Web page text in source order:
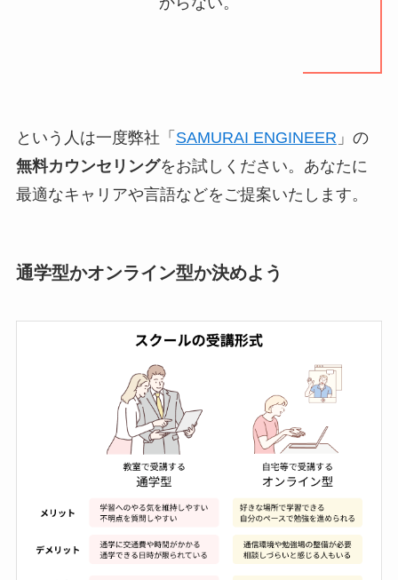
という人は一度弊社「 SAMURAI ENGINEER 」の
無料カウンセリングをお試しください。あなたに
最適なキャリアや言語などをご提案いたします。
通学型かオンライン型か決めよう